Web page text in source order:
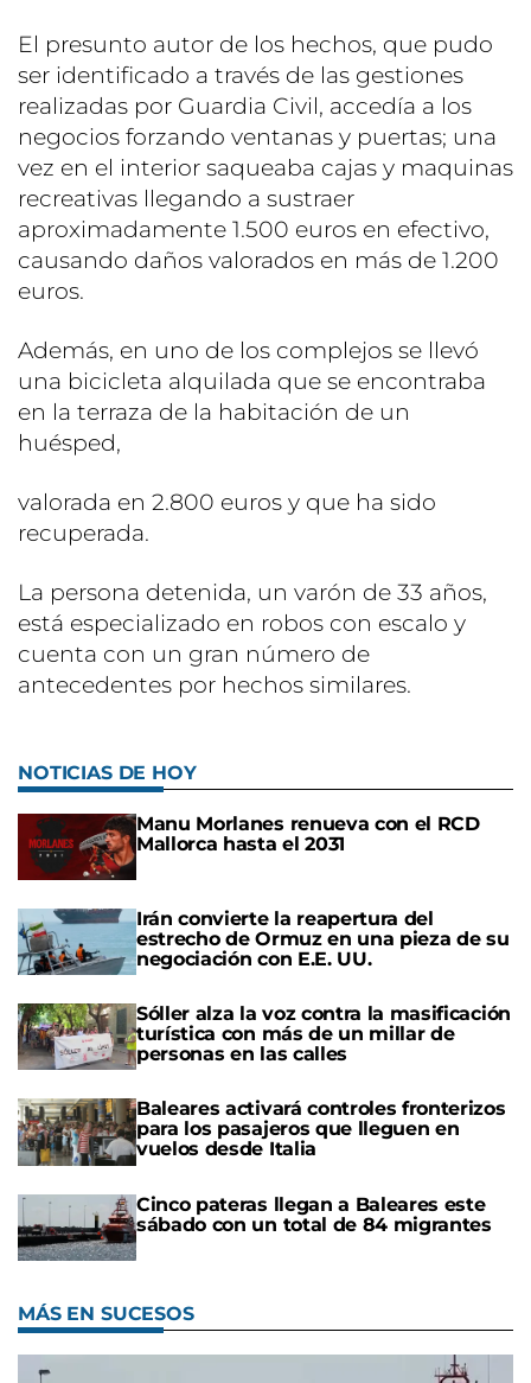
El presunto autor de los hechos, que pudo
ser identificado a través de las gestiones
realizadas por Guardia Civil, accedía a los
negocios forzando ventanas y puertas; una
vez en el interior saqueaba cajas y maquinas
recreativas llegando a sustraer
aproximadamente 1.500 euros en efectivo,
causando daños valorados en más de 1.200
euros.
Además, en uno de los complejos se llevó
una bicicleta alquilada que se encontraba
en la terraza de la habitación de un
huésped,
valorada en 2.800 euros y que ha sido
recuperada.
La persona detenida, un varón de 33 años,
está especializado en robos con escalo y
cuenta con un gran número de
antecedentes por hechos similares.
NOTICIAS DE HOY
Manu Morlanes renueva con el RCD
Mallorca hasta el 2031
Irán convierte la reapertura del
estrecho de Ormuz en una pieza de su
negociación con E.E. UU.
Sóller alza la voz contra la masificación
turística con más de un millar de
personas en las calles
Baleares activará controles fronterizos
para los pasajeros que lleguen en
vuelos desde Italia
Cinco pateras llegan a Baleares este
sábado con un total de 84 migrantes
MÁS EN SUCESOS